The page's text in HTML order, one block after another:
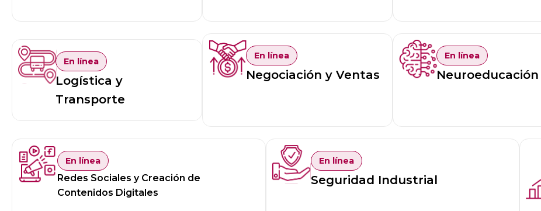
En línea
Logística y
Transporte
En línea
Negociación y Ventas
En línea
Neuroeducación
En línea
Redes Sociales y Creación de
Contenidos Digitales
En línea
Seguridad Industrial